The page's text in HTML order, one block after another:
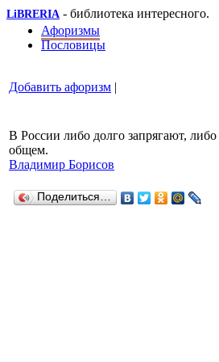
LiBRERIA - библиотека интересного.
Афоризмы
Пословицы
Добавить афоризм |
В России либо долго запрягают,
общем.
Владимир Борисов
Поделиться…